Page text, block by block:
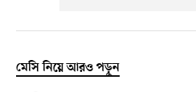
মেসি নিয়ে আরও পড়ুন